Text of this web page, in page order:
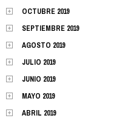
OCTUBRE 2019
SEPTIEMBRE 2019
AGOSTO 2019
JULIO 2019
JUNIO 2019
MAYO 2019
ABRIL 2019